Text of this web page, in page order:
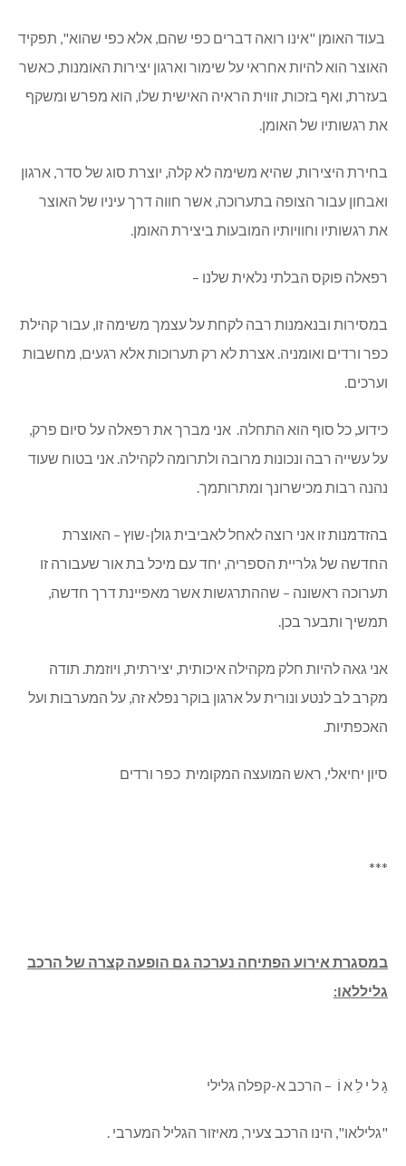
בעוד האומן "אינו רואה דברים כפי שהם, אלא כפי שהוא", תפקיד
האוצר הוא להיות אחראי על שימור וארגון יצירות האומנות, כאשר
בעזרת, ואף בזכות, זווית הראיה האישית שלו, הוא מפרש ומשקף
את רגשותיו של האומן.
בחירת היצירות, שהיא משימה לא קלה, יוצרת סוג של סדר, ארגון
ואבחון עבור הצופה בתערוכה, אשר חווה דרך עיניו של האוצר
את רגשותיו וחוויותיו המובעות ביצירת האומן.
רפאלה פוקס הבלתי נלאית שלנו –
במסירות ובנאמנות רבה לקחת על עצמך משימה זו, עבור קהילת
כפר ורדים ואומניה. אצרת לא רק תערוכות אלא רגעים, מחשבות
וערכים.
כידוע, כל סוף הוא התחלה. אני מברך את רפאלה על סיום פרק,
על עשייה רבה ונכונות מרובה ולתרומה לקהילה. אני בטוח שעוד
נהנה רבות מכישרונך ומתרותמך.
בהזדמנות זו אני רוצה לאחל לאביבית גולן-שוץ – האוצרת
החדשה של גלריית הספריה, יחד עם מיכל בת אור שעבורה זו
תערוכה ראשונה – שההתרגשות אשר מאפיינת דרך חדשה,
תמשיך ותבער בכן.
אני גאה להיות חלק מקהילה איכותית, יצירתית, ויוזמת. תודה
מקרב לב לנטע ונורית על ארגון בוקר נפלא זה, על המערבות ועל
האכפתיות.
סיון יחיאלי, ראש המועצה המקומית כפר ורדים
***
במסגרת אירוע הפתיחה נערכה גם הופעה קצרה של הרכב
גליללאו:
גָ ל י לֵ א וֹ – הרכב א-קפלה גלילי
"גלילאו", הינו הרכב צעיר, מאיזור הגליל המערבי .